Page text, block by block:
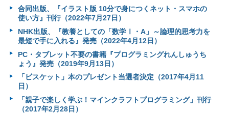
合同出版、『イラスト版 10分で身につくネット・スマホの
使い方』刊行（2022年7月27日）
NHK出版、『教養としての「数学Ⅰ・A」～論理的思考力を
最短で手に入れる』発売（2022年4月12日）
PC・タブレット不要の書籍『プログラミングれんしゅうち
ょう』発売（2019年9月13日）
「ビスケット」本のプレゼント当選者決定（2017年4月11
日）
「親子で楽しく学ぶ！マインクラフトプログラミング」刊行
（2017年2月28日）